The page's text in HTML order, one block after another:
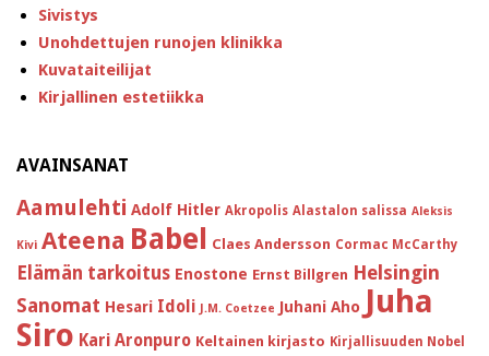
Sivistys
Unohdettujen runojen klinikka
Kuvataiteilijat
Kirjallinen estetiikka
AVAINSANAT
Aamulehti Adolf Hitler Akropolis Alastalon salissa Aleksis
Kivi Ateena Babel Claes Andersson Cormac McCarthy
Elämän tarkoitus Enostone Ernst Billgren Helsingin
Sanomat Hesari Idoli J.M. Coetzee Juhani Aho Juha
Siro Kari Aronpuro Keltainen kirjasto Kirjallisuuden Nobel